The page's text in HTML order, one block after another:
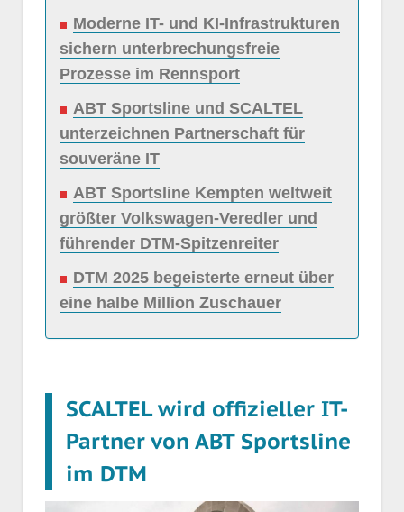
Moderne IT- und KI-Infrastrukturen
sichern unterbrechungsfreie
Prozesse im Rennsport
ABT Sportsline und SCALTEL
unterzeichnen Partnerschaft für
souveräne IT
ABT Sportsline Kempten weltweit
größter Volkswagen-Veredler und
führender DTM-Spitzenreiter
DTM 2025 begeisterte erneut über
eine halbe Million Zuschauer
SCALTEL wird offizieller IT-
Partner von ABT Sportsline
im DTM